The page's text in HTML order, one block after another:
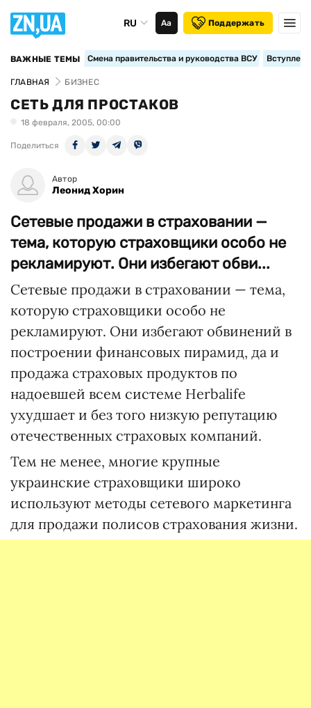
RU Аа Поддержать
ВАЖНЫЕ ТЕМЫ Смена правительства и руководства ВСУ
ГЛАВНАЯ БИЗНЕС
СЕТЬ ДЛЯ ПРОСТАКОВ
18 февраля, 2005, 00:00
Поделиться
Автор
Леонид Хорин
Сетевые продажи в страховании —
тема, которую страховщики особо не
рекламируют. Они избегают обви...
Сетевые продажи в страховании — тема,
которую страховщики особо не
рекламируют. Они избегают обвинений в
построении финансовых пирамид, да и
продажа страховых продуктов по
надоевшей всем системе Herbalife
ухудшает и без того низкую репутацию
отечественных страховых компаний.
Тем не менее, многие крупные
украинские страховщики широко
используют методы сетевого маркетинга
для продажи полисов страхования жизни.